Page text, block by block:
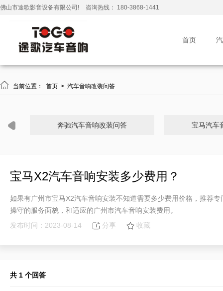
佛山市途歌影音设备有限公司! 咨询热线： 180-3868-1441
首页
 当前位置： 首页 > 汽车音响改装问答
奔驰汽车音响改装问答 宝马汽车
宝马X2汽车音响安装多少费用？
如果有广州市宝马X2汽车音响安装不知道需要多少费用价格，推荐
操守的服务面貌，和适应的广州市汽车音响安装费用。
发布时间：2023-08-14
分享 收藏
共 1 个回答